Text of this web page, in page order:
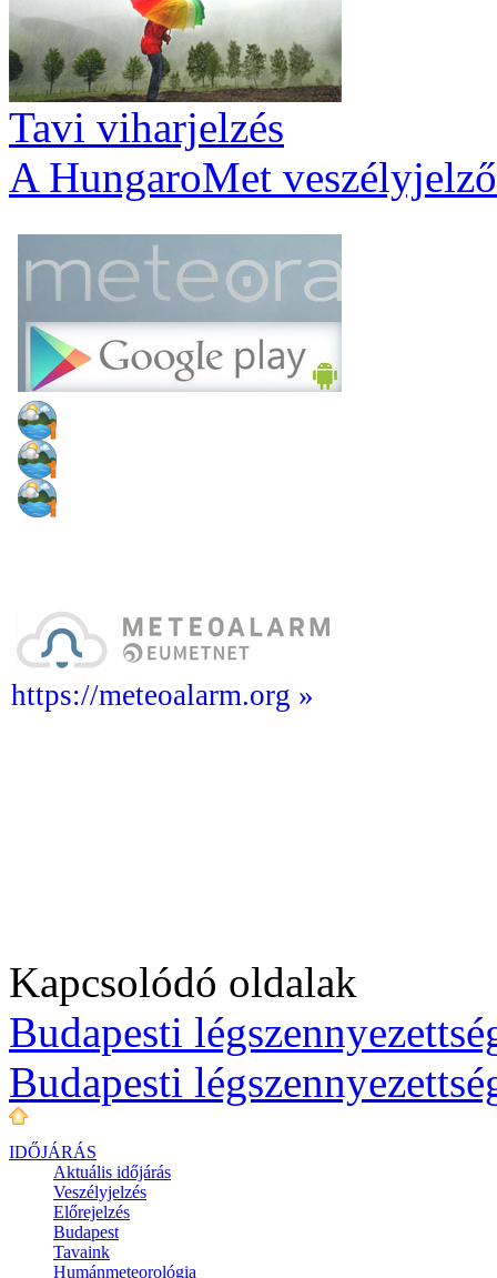
Tavi viharjelzés
A HungaroMet
https://meteoalarm.org »
Kapcsolódó oldalak
Budapesti
Budapesti
IDŐJÁRÁS
Aktuális időjárás
Veszélyjelzés
Előrejelzés
Budapest
Tavaink
Humánmeteorológia